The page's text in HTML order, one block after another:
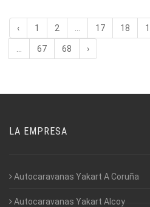
‹ 1 2 17 18
67 68 ›
LA EMPRESA
Autocaravanas Yakart A Coruña
Autocaravanas Yakart Alcoy